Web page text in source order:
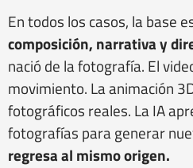
En todos los casos, la base
composición, narrativa y
nació de la fotografía. El
movimiento. La animación
fotográficos reales. La IA
fotografías para generar
regresa al mismo origen.